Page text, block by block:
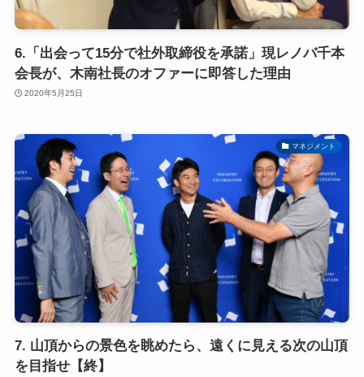
6.「出会って15分で社外取締役を承諾」現レノバ千本
会長が、木南社長のオファーに即答した理由
2020年5月25日
マネジメント
7. 山頂からの景色を眺めたら、遠くに見える次の山頂
を目指せ【終】